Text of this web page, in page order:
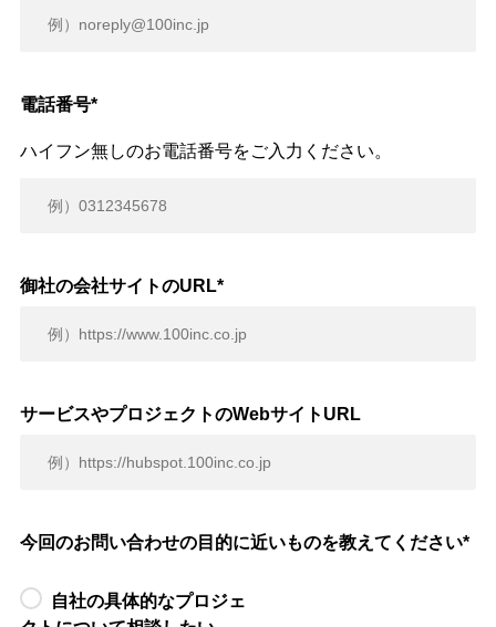
電話番号*
ハイフン無しのお電話番号をご入力ください。
御社の会社サイトのURL*
サービスやプロジェクトのWebサイトURL
今回のお問い合わせの目的に近いものを教えてください*
自社の具体的なプロジェ